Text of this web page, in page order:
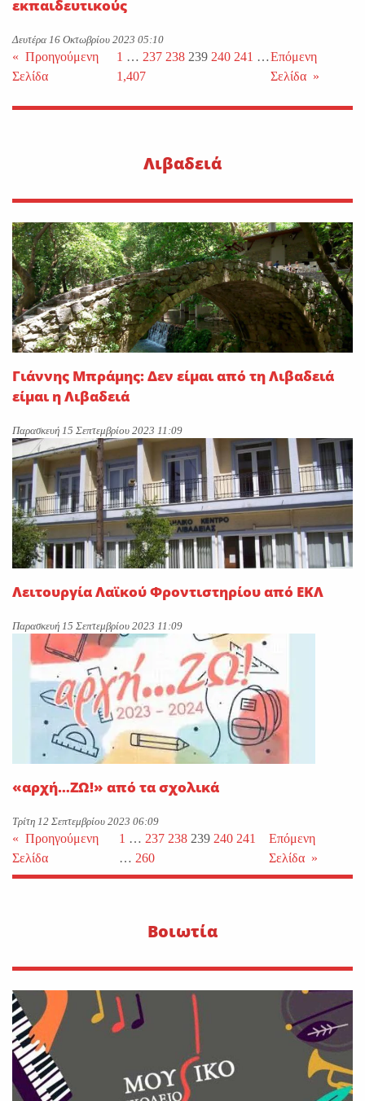
εκπαιδευτικούς
Δευτέρα 16 Οκτωβρίου 2023 05:10
« Προηγούμενη
Σελίδα
1 … 237 238 239 240 241 …
1,407
Επόμενη
Σελίδα »
Λιβαδειά
Γιάννης Μπράμης: Δεν είμαι από τη Λιβαδειά
είμαι η Λιβαδειά
Παρασκευή 15 Σεπτεμβρίου 2023 11:09
Λειτουργία Λαϊκού Φροντιστηρίου από ΕΚΛ
Παρασκευή 15 Σεπτεμβρίου 2023 11:09
«αρχή…ΖΩ!» από τα σχολικά
Τρίτη 12 Σεπτεμβρίου 2023 06:09
« Προηγούμενη
Σελίδα
1 … 237 238 239 240 241
… 260
Επόμενη
Σελίδα »
Βοιωτία